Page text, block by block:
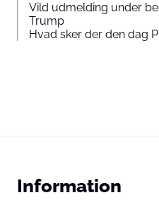
Vild udmelding under
Trump
Hvad sker der den dag
Information